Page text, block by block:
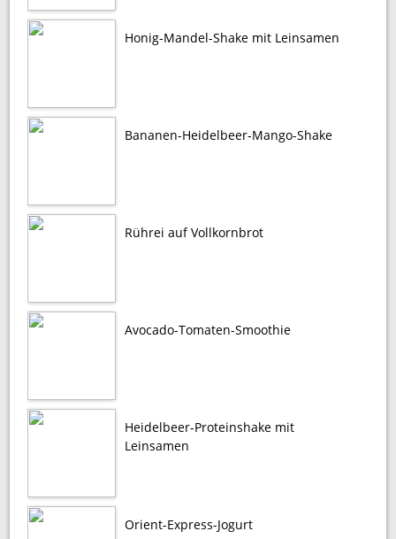
Honig-Mandel-Shake mit Leinsamen
Bananen-Heidelbeer-Mango-Shake
Rührei auf Vollkornbrot
Avocado-Tomaten-Smoothie
Heidelbeer-Proteinshake mit
Leinsamen
Orient-Express-Jogurt